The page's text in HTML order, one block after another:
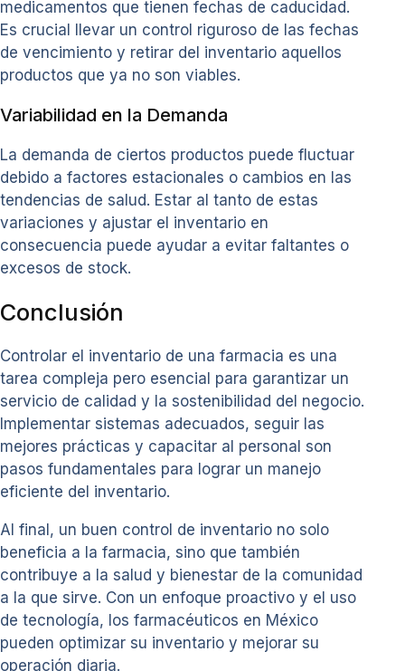
medicamentos que tienen fechas de caducidad.
Es crucial llevar un control riguroso de las fechas
de vencimiento y retirar del inventario aquellos
productos que ya no son viables.
Variabilidad en la Demanda
La demanda de ciertos productos puede fluctuar
debido a factores estacionales o cambios en las
tendencias de salud. Estar al tanto de estas
variaciones y ajustar el inventario en
consecuencia puede ayudar a evitar faltantes o
excesos de stock.
Conclusión
Controlar el inventario de una farmacia es una
tarea compleja pero esencial para garantizar un
servicio de calidad y la sostenibilidad del negocio.
Implementar sistemas adecuados, seguir las
mejores prácticas y capacitar al personal son
pasos fundamentales para lograr un manejo
eficiente del inventario.
Al final, un buen control de inventario no solo
beneficia a la farmacia, sino que también
contribuye a la salud y bienestar de la comunidad
a la que sirve. Con un enfoque proactivo y el uso
de tecnología, los farmacéuticos en México
pueden optimizar su inventario y mejorar su
operación diaria.